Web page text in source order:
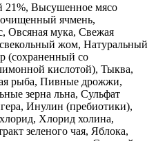
21%, Высушенное мясо
ячмень,
Овсяная мука, Свежая
жом, Натуральный
(сохраненный со
кислотой), Тыква,
рыба, Пивные дрожжи,
зерна льна, Сульфат
Инулин (пребиотики),
Хлорид холина,
зеленого чая, Яблока,